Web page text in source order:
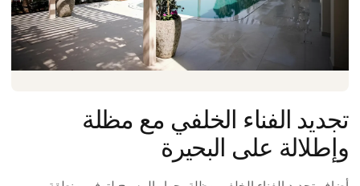
تجديد الفناء الخلفي مع مظلة
وإطلالة على البحيرة